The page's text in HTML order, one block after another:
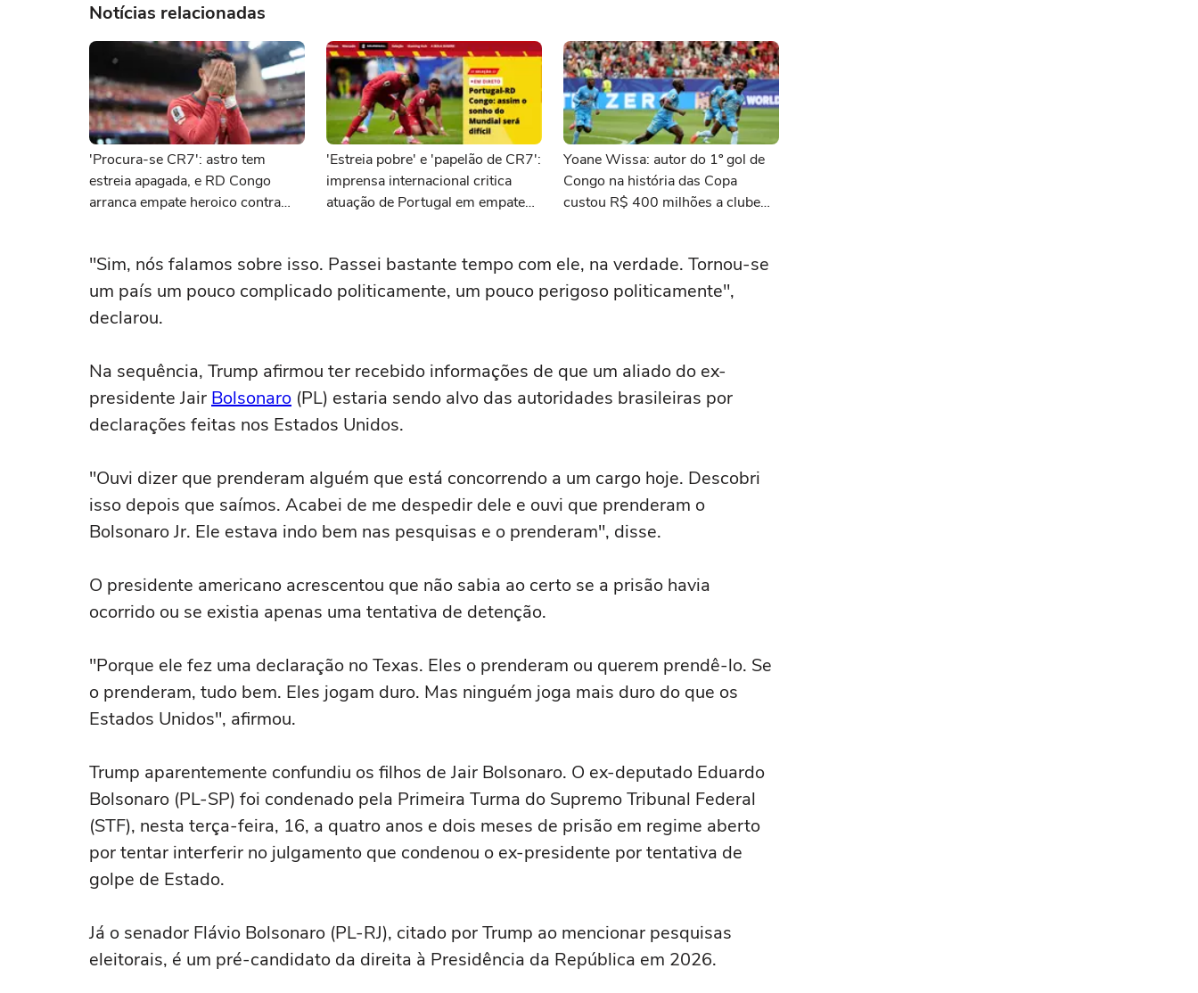
Notícias relacionadas
'Procura-se CR7': astro tem
estreia apagada, e RD Congo
arranca empate heroico contra
'Estreia pobre' e 'papelão de CR7':
imprensa internacional critica
atuação de Portugal em empate
Yoane Wissa: autor do 1º gol de
Congo na história das Copa
custou R$ 400 milhões a clube
"Sim, nós falamos sobre isso. Passei bastante tempo com ele, na verdade. Tornou-se
um país um pouco complicado politicamente, um pouco perigoso politicamente",
declarou.
Na sequência, Trump afirmou ter recebido informações de que um aliado do ex-
presidente Jair Bolsonaro (PL) estaria sendo alvo das autoridades brasileiras por
declarações feitas nos Estados Unidos.
"Ouvi dizer que prenderam alguém que está concorrendo a um cargo hoje. Descobri
isso depois que saímos. Acabei de me despedir dele e ouvi que prenderam o
Bolsonaro Jr. Ele estava indo bem nas pesquisas e o prenderam", disse.
O presidente americano acrescentou que não sabia ao certo se a prisão havia
ocorrido ou se existia apenas uma tentativa de detenção.
"Porque ele fez uma declaração no Texas. Eles o prenderam ou querem prendê-lo. Se
o prenderam, tudo bem. Eles jogam duro. Mas ninguém joga mais duro do que os
Estados Unidos", afirmou.
Trump aparentemente confundiu os filhos de Jair Bolsonaro. O ex-deputado Eduardo
Bolsonaro (PL-SP) foi condenado pela Primeira Turma do Supremo Tribunal Federal
(STF), nesta terça-feira, 16, a quatro anos e dois meses de prisão em regime aberto
por tentar interferir no julgamento que condenou o ex-presidente por tentativa de
golpe de Estado.
Já o senador Flávio Bolsonaro (PL-RJ), citado por Trump ao mencionar pesquisas
eleitorais, é um pré-candidato da direita à Presidência da República em 2026.